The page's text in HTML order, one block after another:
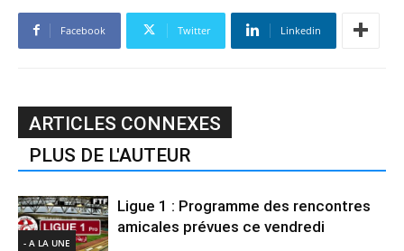
Facebook Twitter Linkedin
ARTICLES CONNEXES
PLUS DE L'AUTEUR
- A LA UNE
Ligue 1 : Programme des rencontres
amicales prévues ce vendredi